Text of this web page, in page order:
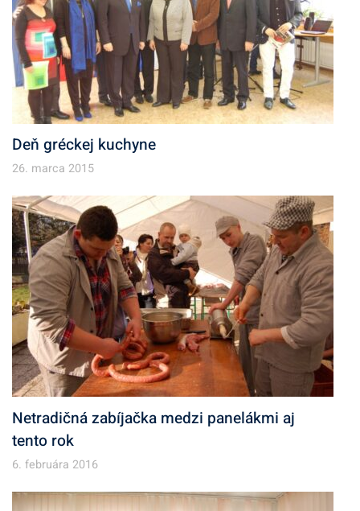
Deň gréckej kuchyne
26. marca 2015
Netradičná zabíjačka medzi panelákmi aj
tento rok
6. februára 2016